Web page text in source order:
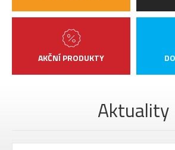
AKČNÍ PRODUKTY
Aktuality